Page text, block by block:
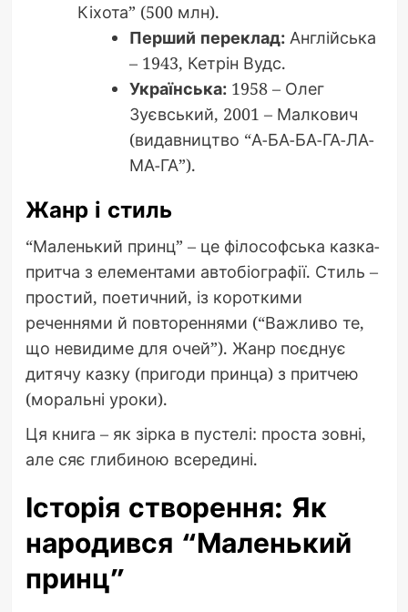
Кіхота” (500 млн).
Перший переклад:Англійська
– 1943, Кетрін Вудс.
Українська:1958 – Олег
Зуєвський, 2001 – Малкович
(видавництво “А-БА-БА-ГА-ЛА-
МА-ГА”).
Жанр і стиль
“Маленький принц” – це філософська казка-
притча з елементами автобіографії. Стиль –
простий, поетичний, із короткими
реченнями й повтореннями (“Важливо те,
що невидиме для очей”). Жанр поєднує
дитячу казку (пригоди принца) з притчею
(моральні уроки).
Ця книга – як зірка в пустелі: проста зовні,
але сяє глибиною всередині.
Історія створення: Як
народився “Маленький
принц”